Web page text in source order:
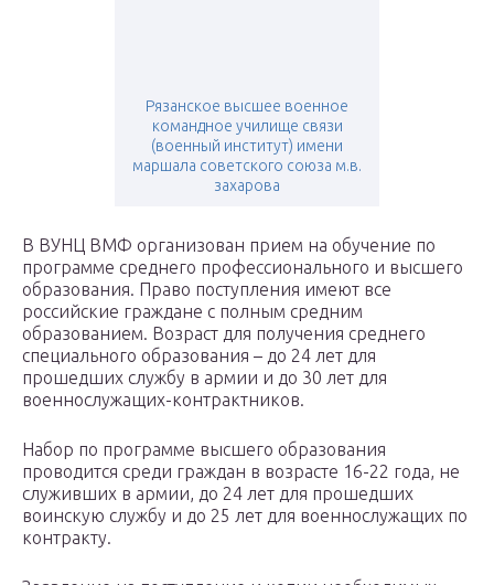
Рязанское высшее военное
командное училище связи
(военный институт) имени
маршала советского союза м.в.
захарова
В ВУНЦ ВМФ организован прием на обучение по
программе среднего профессионального и высшего
образования. Право поступления имеют все
российские граждане с полным средним
образованием. Возраст для получения среднего
специального образования – до 24 лет для
прошедших службу в армии и до 30 лет для
военнослужащих-контрактников.
Набор по программе высшего образования
проводится среди граждан в возрасте 16-22 года, не
служивших в армии, до 24 лет для прошедших
воинскую службу и до 25 лет для военнослужащих по
контракту.